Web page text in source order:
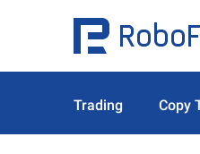
Trading Copy